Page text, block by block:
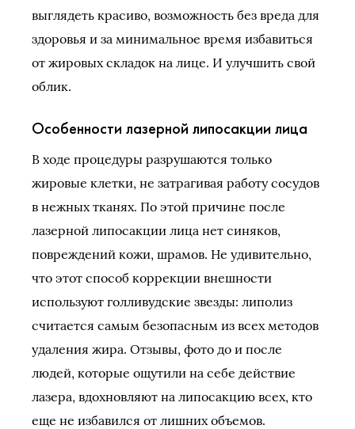
выглядеть красиво, возможность без вреда для
здоровья и за минимальное время избавиться
от жировых складок на лице. И улучшить свой
облик.
Особенности лазерной липосакции лица
В ходе процедуры разрушаются только
жировые клетки, не затрагивая работу сосудов
в нежных тканях. По этой причине после
лазерной липосакции лица нет синяков,
повреждений кожи, шрамов. Не удивительно,
что этот способ коррекции внешности
используют голливудские звезды: липолиз
считается самым безопасным из всех методов
удаления жира. Отзывы, фото до и после
людей, которые ощутили на себе действие
лазера, вдохновляют на липосакцию всех, кто
еще не избавился от лишних объемов.